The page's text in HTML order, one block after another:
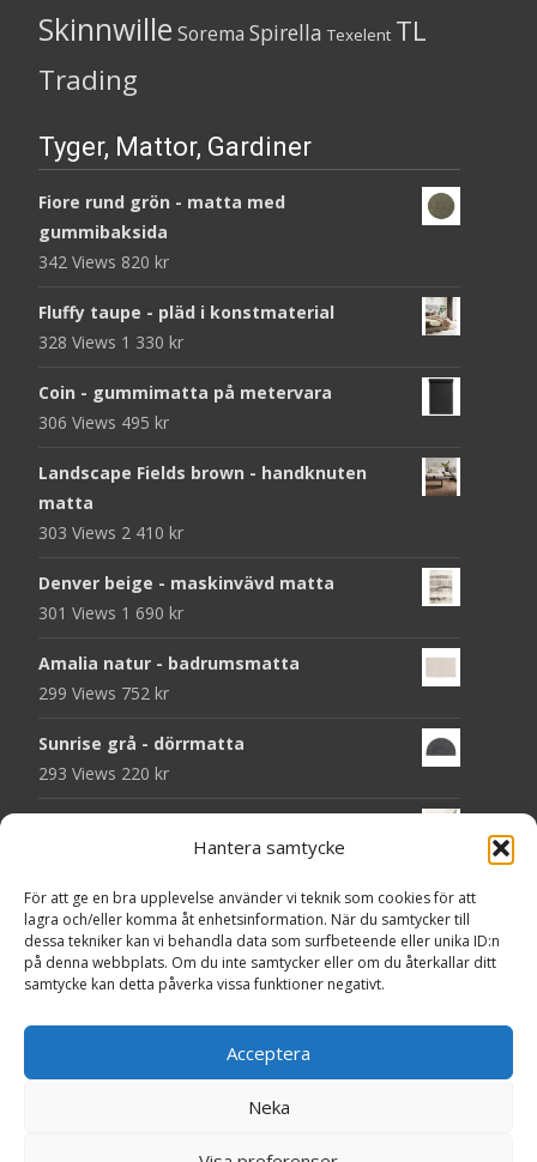
Hantera samtycke
För att ge en bra upplevelse använder vi teknik som cookies för att
lagra och/eller komma åt enhetsinformation. När du samtycker till
dessa tekniker kan vi behandla data som surfbeteende eller unika ID:n
på denna webbplats. Om du inte samtycker eller om du återkallar ditt
samtycke kan detta påverka vissa funktioner negativt.
Acceptera
Neka
Skinnwille Sorema Spirella Texelent TL
Trading
Tyger, Mattor, Gardiner
Fiore rund grön - matta med
gummibaksida
342 Views 820 kr
Fluffy taupe - pläd i konstmaterial
328 Views 1 330 kr
Coin - gummimatta på metervara
306 Views 495 kr
Landscape Fields brown - handknuten
matta
303 Views 2 410 kr
Denver beige - maskinvävd matta
301 Views 1 690 kr
Amalia natur - badrumsmatta
299 Views 752 kr
Sunrise grå - dörrmatta
293 Views 220 kr
Fiore rund beige - matta med
gummibaksida
288 Views820kr